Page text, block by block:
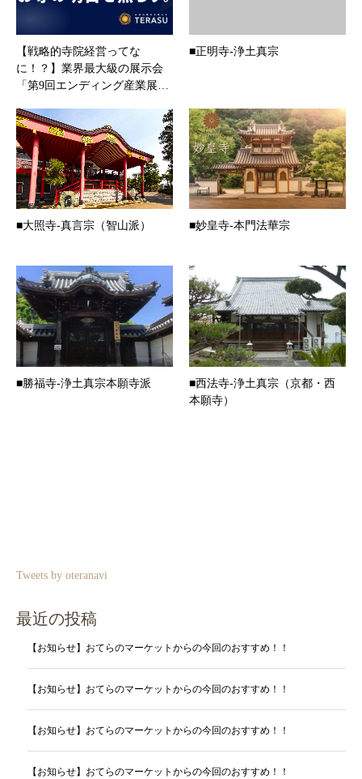
【戦略的寺院経営ってな
に！？】業界最⼤級の展⽰会
「第9回エンディング産業展…
■正明寺-浄土真宗
■大照寺-真言宗（智山派） ■妙皇寺-本門法華宗
■勝福寺-浄土真宗本願寺派
■西法寺-浄土真宗（京都・西
本願寺）
Tweets by oteranavi
最近の投稿
【お知らせ】おてらのマーケットからの今回のおすすめ！！
【お知らせ】おてらのマーケットからの今回のおすすめ！！
【お知らせ】おてらのマーケットからの今回のおすすめ！！
【お知らせ】おてらのマーケットからの今回のおすすめ！！